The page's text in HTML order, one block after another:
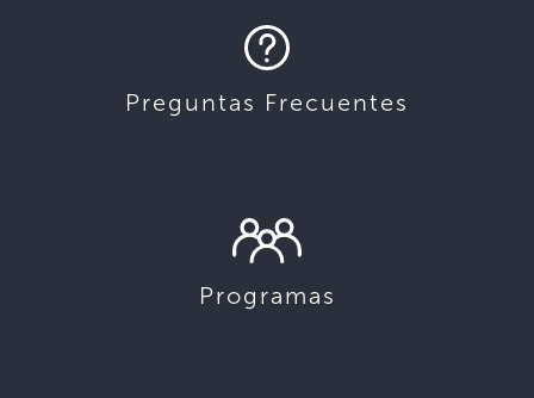
Preguntas Frecuentes
Programas